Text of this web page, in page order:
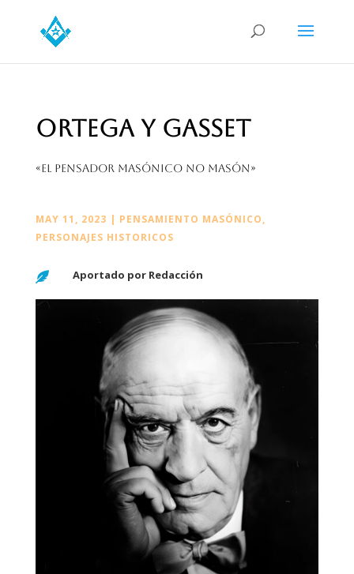
Ortega y Gasset
«El pensador masónico no masón»
MAY 11, 2023 | PENSAMIENTO MASÓNICO,
PERSONAJES HISTORICOS
 Aportado por Redacción